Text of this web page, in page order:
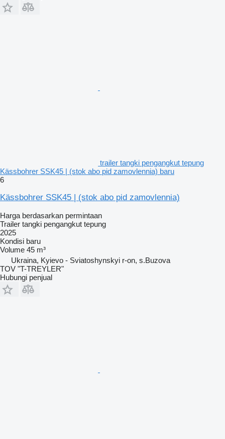
trailer tangki pengangkut tepung
Kässbohrer SSK45 | (stok abo pid zamovlennia) baru
6
Kässbohrer SSK45 | (stok abo pid zamovlennia)
Harga berdasarkan permintaan
Trailer tangki pengangkut tepung
2025
Kondisi baru
Volume 45 m³
Ukraina, Kyievo - Sviatoshynskyi r-on, s.Buzova
TOV "T-TREYLER"
Hubungi penjual